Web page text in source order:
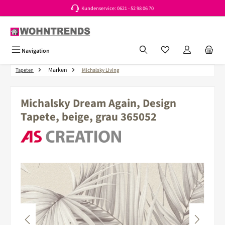
Kundenservice: 0621 - 52 98 06 70
Navigation Du hast 0 Produkte
Tapeten Marken Michalsky Living
Michalsky Dream Again, Design
Tapete, beige, grau 365052
Bildergalerie überspringen